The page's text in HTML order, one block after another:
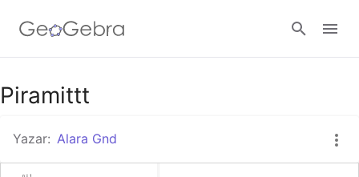
Google Classroom
GeoGebra Ders
Piramittt
Yazar: Alara Gnd